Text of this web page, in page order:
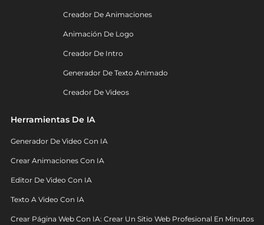
Creador De Animaciones
Animación De Logo
Creador De Intro
Generador De Texto Animado
Creador De Videos
Herramientas De IA
Generador De Video Con IA
Crear Animaciones Con IA
Editor De Video Con IA
Texto A Video Con IA
Crear Página Web Con IA: Crear Un Sitio Web Profesional En Minutos